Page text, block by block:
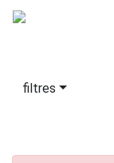
filtres